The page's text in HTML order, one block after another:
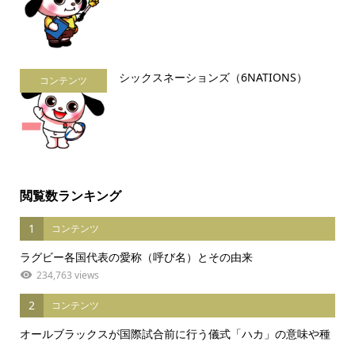
コンテンツ シックスネーションズ（6NATIONS）
閲覧数ランキング
1 コンテンツ
ラグビー各国代表の愛称（呼び名）とその由来
234,763 views
2 コンテンツ
オールブラックスが国際試合前に行う儀式「ハカ」の意味や種